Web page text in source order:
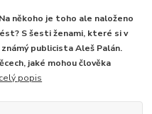
někoho je toho ale naloženo
S šesti ženami, které si v
publicista Aleš Palán.
jaké mohou člověka
celý popis